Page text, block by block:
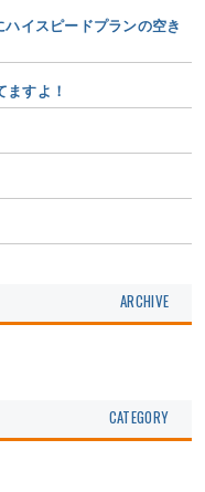
イスピードプランの空き
すよ！